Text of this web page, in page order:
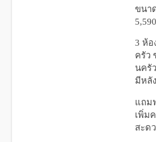
ขนา
3 ห้อ
ครัว
นครั
มีหลั
แถม
เพิ่ม
สะด